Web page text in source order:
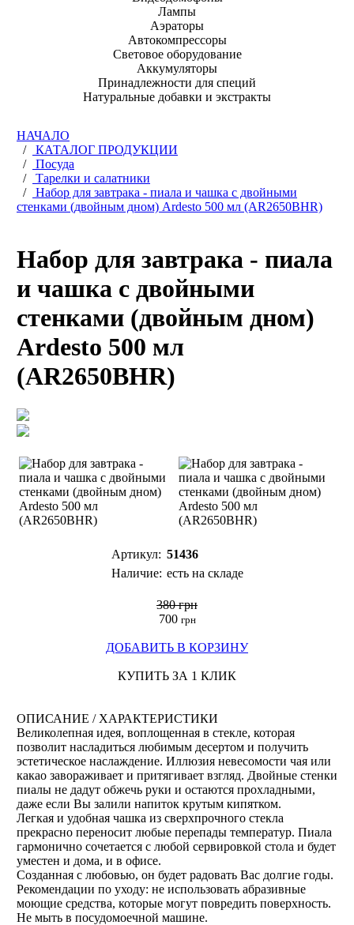
Лампы
Аэраторы
Автокомпрессоры
Световое оборудование
Аккумуляторы
Принадлежности для специй
Натуральные добавки и экстракты
НАЧАЛО
/
КАТАЛОГ ПРОДУКЦИИ
/
Посуда
/
Тарелки и салатники
/
Набор для завтрака - пиала и чашка с двойными
стенками (двойным дном) Ardesto 500 мл (AR2650BHR)
Набор для завтрака - пиала
и чашка с двойными
стенками (двойным дном)
Ardesto 500 мл
(AR2650BHR)
Артикул: 51436
Наличие: есть на складе
380 грн
700 грн
ДОБАВИТЬ В КОРЗИНУ
КУПИТЬ ЗА 1 КЛИК
ОПИСАНИЕ / ХАРАКТЕРИСТИКИ
Великолепная идея, воплощенная в стекле, которая
позволит наслaдиться любимым десертом и получить
эстетическое наслаждение. Иллюзия невесомости чая или
какао завораживает и притягивает взгляд. Двойные стенки
пиалы не дадут обжечь руки и остаются прохладными,
даже если Вы залили напиток крутым кипятком.
Легкая и удобная чашка из сверхпрочного стекла
прекрасно переносит любые перепады температур. Пиала
гармонично сочетается с любой сервировкой стола и будет
уместен и дома, и в офисе.
Созданная с любовью, он будет радовать Вас долгие годы.
Рекомендации по уходу: не использовать абразивные
моющие средства, которые могут повредить поверхность.
Не мыть в посудомоечной машине.